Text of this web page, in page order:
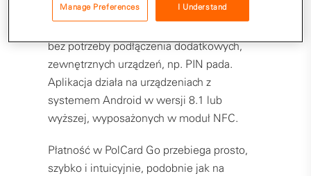
akceptować płatności zbliżeniowe kartami
bez potrzeby podłączenia dodatkowych,
zewnętrznych urządzeń, np. PIN pada.
Aplikacja działa na urządzeniach z
systemem Android w wersji 8.1 lub
wyższej, wyposażonych w moduł NFC.
Płatność w PolCard Go przebiega prosto,
szybko i intuicyjnie, podobnie jak na
Manage Preferences I Understand